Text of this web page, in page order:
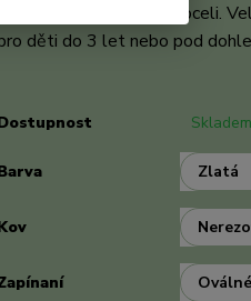
náušnice je z chirurgické oceli.
děti do 3 let nebo pod